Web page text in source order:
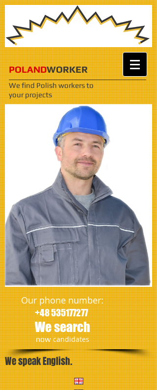
POLANDWORKER
We find Polish workersto
your projects
Our phone number:
+48 535177277
We search
​nowcandidates
We speak English.